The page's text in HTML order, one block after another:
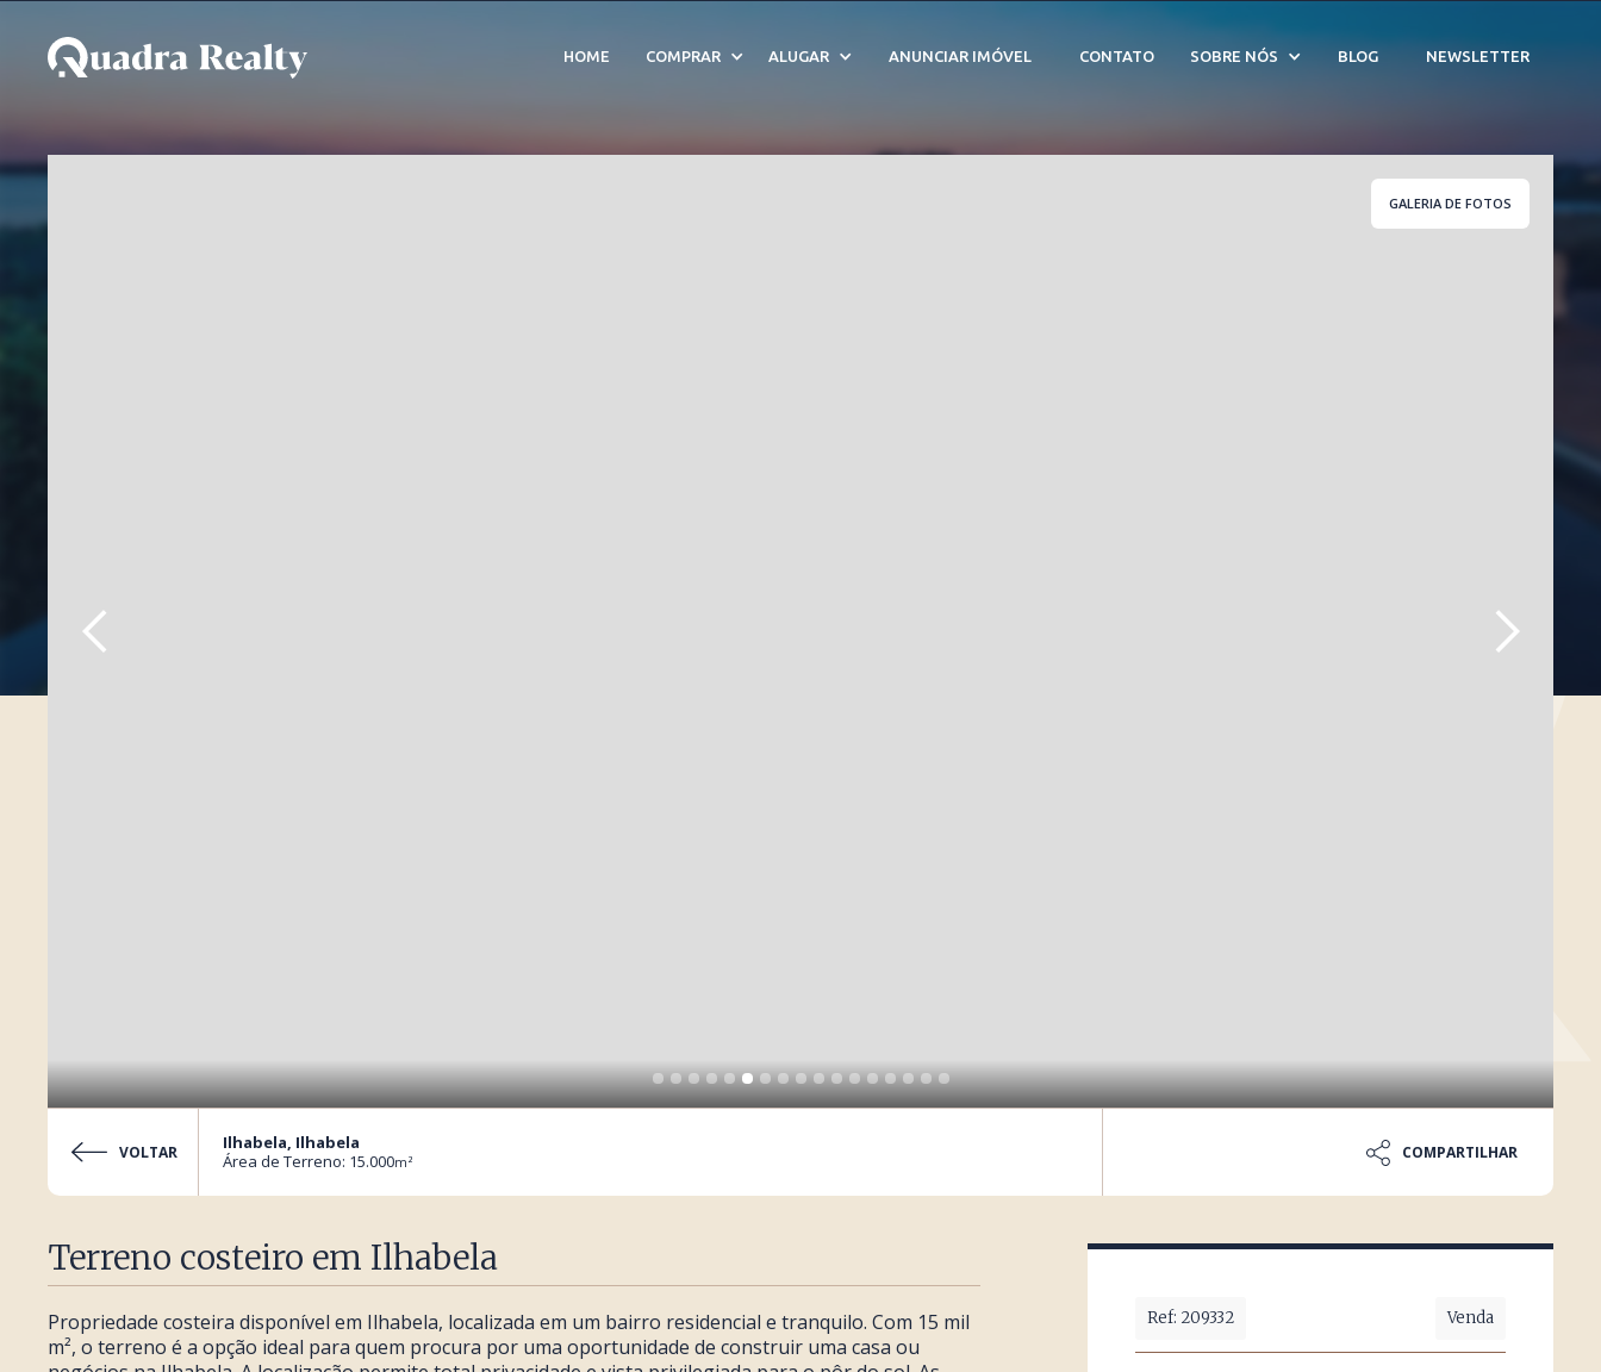
HOME COMPRAR ALUGAR ANUNCIAR IMÓVEL CONTATO SOBRE NÓS BLOG NEWSLETTER
Área a venda em Ilhabela - Cód. 209332
GALERIA DE FOTOS
VOLTAR
Ilhabela, Ilhabela
Área de Terreno: 15.000m²
COMPARTILHAR
Terreno costeiro em Ilhabela
Propriedade costeira disponível em Ilhabela, localizada em um bairro residencial e tranquilo. Com 15 mil
m², o terreno é a opção ideal para quem procura por uma oportunidade de construir uma casa ou
Ref: 209332 Venda